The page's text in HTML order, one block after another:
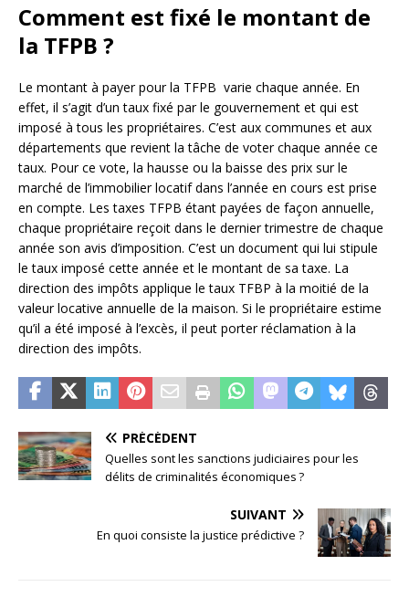
Comment est fixé le montant de
la TFPB ?
Le montant à payer pour la TFPB varie chaque année. En
effet, il s’agit d’un taux fixé par le gouvernement et qui est
imposé à tous les propriétaires. C’est aux communes et aux
départements que revient la tâche de voter chaque année ce
taux. Pour ce vote, la hausse ou la baisse des prix sur le
marché de l’immobilier locatif dans l’année en cours est prise
en compte. Les taxes TFPB étant payées de façon annuelle,
chaque propriétaire reçoit dans le dernier trimestre de chaque
année son avis d’imposition. C’est un document qui lui stipule
le taux imposé cette année et le montant de sa taxe. La
direction des impôts applique le taux TFBP à la moitié de la
valeur locative annuelle de la maison. Si le propriétaire estime
qu’il a été imposé à l’excès, il peut porter réclamation à la
direction des impôts.
PRÉCÉDENT
Quelles sont les sanctions judiciaires pour les
délits de criminalités économiques ?
SUIVANT
En quoi consiste la justice prédictive ?